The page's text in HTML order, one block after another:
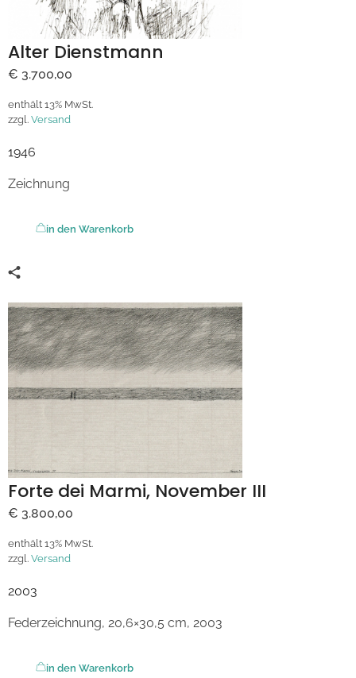
Alter Dienstmann
€ 3.700,00
enthält 13% MwSt.
zzgl. Versand
1946
Zeichnung
in den Warenkorb
Forte dei Marmi, November III
€ 3.800,00
enthält 13% MwSt.
zzgl. Versand
2003
Federzeichnung, 20,6×30,5 cm, 2003
in den Warenkorb